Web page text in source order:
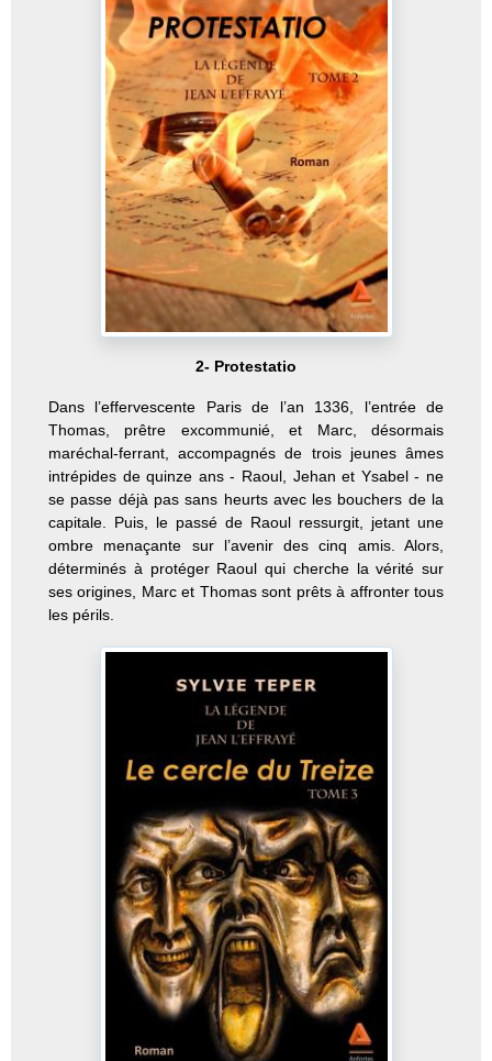
2- Protestatio
Dans l’effervescente Paris de l’an 1336, l’entrée de
Thomas, prêtre excommunié, et Marc, désormais
maréchal-ferrant, accompagnés de trois jeunes âmes
intrépides de quinze ans - Raoul, Jehan et Ysabel - ne
se passe déjà pas sans heurts avec les bouchers de la
capitale. Puis, le passé de Raoul ressurgit, jetant une
ombre menaçante sur l’avenir des cinq amis. Alors,
déterminés à protéger Raoul qui cherche la vérité sur
ses origines, Marc et Thomas sont prêts à affronter tous
les périls.